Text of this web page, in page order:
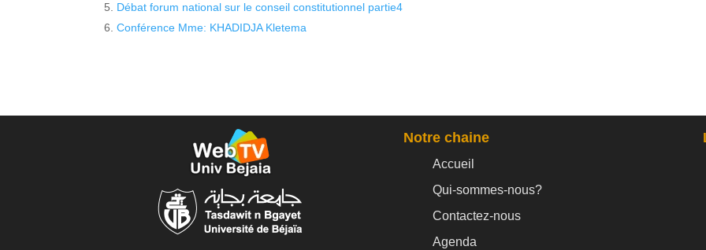
Débat forum national sur le conseil constitutionnel partie4
Conférence Mme: KHADIDJA Kletema
Notre chaine
Accueil
Qui-sommes-nous?
Contactez-nous
Agenda